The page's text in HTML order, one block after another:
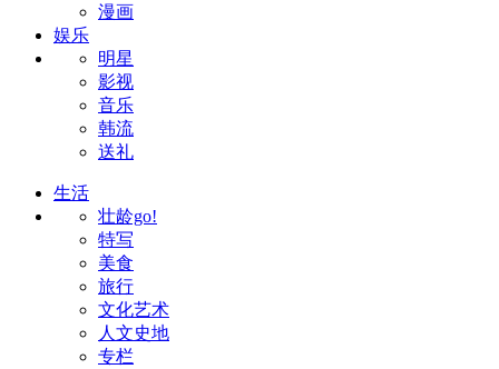
漫画
娱乐
明星
影视
音乐
韩流
送礼
生活
壮龄go!
特写
美食
旅行
文化艺术
人文史地
专栏